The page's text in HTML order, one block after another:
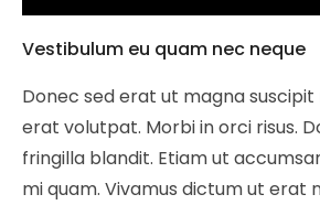
Vestibulum eu quam nec neque
Donec sed erat ut magna
erat volutpat. Morbi in orci risus.
fringilla blandit. Etiam ut
mi quam. Vivamus dictum ut erat